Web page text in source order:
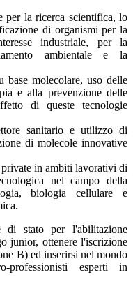
per la ricerca scientifica, lo
di organismi per la
industriale, per la
ambientale e la
base molecolare, uso delle
e alla prevenzione delle
di queste tecnologie
sanitario e utilizzo di
di molecole innovative
in ambiti lavorativi di
nel campo della
biologia cellulare e
di stato per l'abilitazione
junior, ottenere l'iscrizione
B) ed inserirsi nel mondo
professionisti esperti in